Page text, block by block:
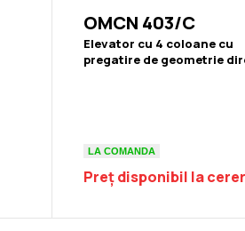
OMCN 403/C
Elevator cu 4 coloane cu
pregatire de geometrie
LA COMANDA
Preț disponibil la